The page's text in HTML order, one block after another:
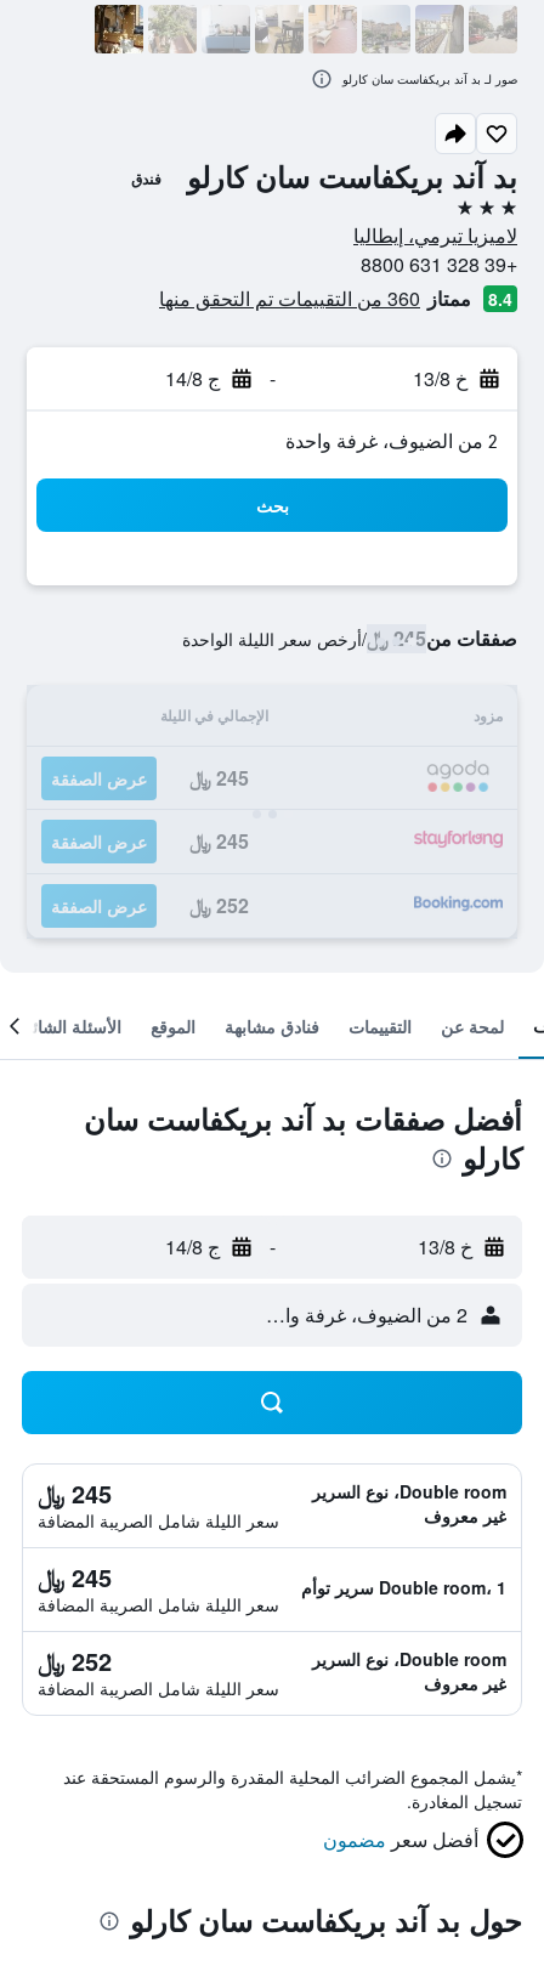
بد آند بريكفاست سان كارلو فندق
3 نجوم
لاميزيا تيرمي، إيطاليا
+39 328 631 8800
8.4 ممتاز 360 من التقييمات تم التحقق منها
خ 13/8 - ج 14/8
2 من الضيوف، غرفة واحدة
بحث
صفقات من245 ﷼ /أرخص سعر الليلة الواحدة
مزود الإجمالي في الليلة
245 ﷼ عرض الصفقة
245 ﷼ عرض الصفقة
252 ﷼ عرض الصفقة
صور لـ بد آند بريكفاست سان كارلو
لمحة عن التقييمات فنادق مشابهة الموقع الأسئلة الشائعة
أفضل صفقات بد آند بريكفاست سان
كارلو
خ 13/8 - ج 14/8
2 من الضيوف، غرفة واحدة
Double room، نوع السرير
غير معروف
245 ﷼
سعر الليلة شامل الصريبة المضافة
Double room، 1 سرير توأم 245 ﷼
سعر الليلة شامل الصريبة المضافة
Double room، نوع السرير
غير معروف
252 ﷼
سعر الليلة شامل الصريبة المضافة
*يشمل المجموع الضرائب المحلية المقدرة والرسوم المستحقة عند
تسجيل المغادرة.
أفضل سعر مضمون
حول بد آند بريكفاست سان كارلو